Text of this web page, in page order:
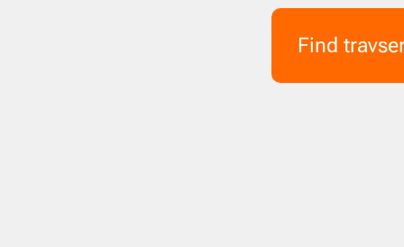
Find